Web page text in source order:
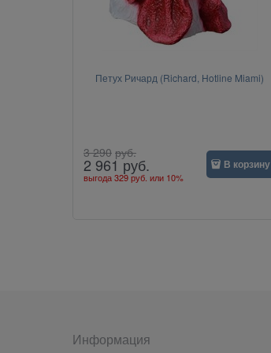
Петух Ричард (Richard, Hotline Miami)
3 290 руб.
2 961 руб.
выгода329 руб. или 10%
В корзину
Информация